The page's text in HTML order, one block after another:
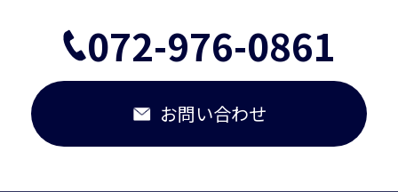
072-976-0861
お問い合わせ